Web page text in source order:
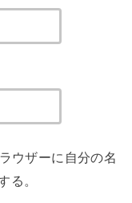
ウザーに自分の名
る。